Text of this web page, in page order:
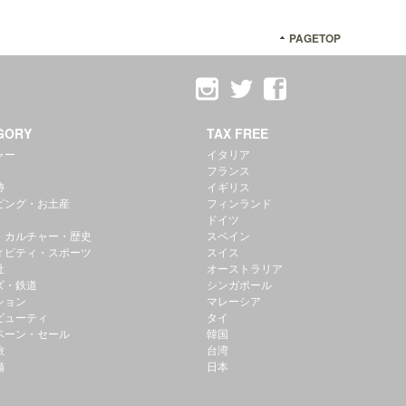
PAGETOP
ー
ング・お土産
カルチャー・歴史
ビティ・スポーツ
・鉄道
ョン
ューティ
ーン・セール
TAX FREE
イタリア
フランス
イギリス
フィンランド
ドイツ
スペイン
スイス
オーストラリア
シンガポール
マレーシア
タイ
韓国
台湾
日本